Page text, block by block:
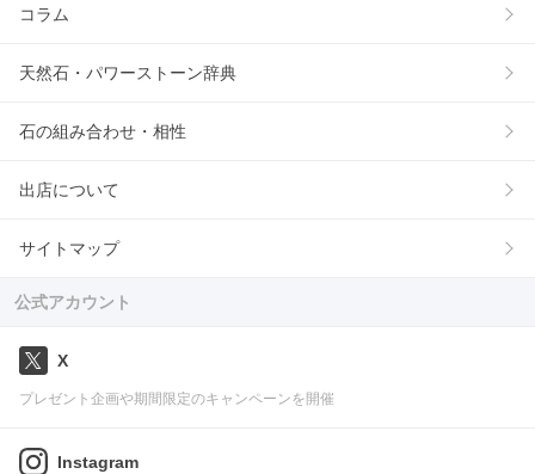
コラム
天然石・パワーストーン辞典
石の組み合わせ・相性
出店について
サイトマップ
公式アカウント
X
プレゼント企画や期間限定のキャンペーンを開催
Instagram